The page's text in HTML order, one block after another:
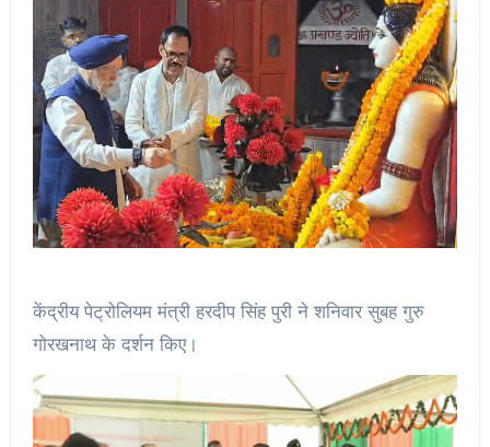
केंद्रीय पेट्रोलियम मंत्री हरदीप सिंह पुरी ने शनिवार सुबह गुरु
गोरखनाथ के दर्शन किए।